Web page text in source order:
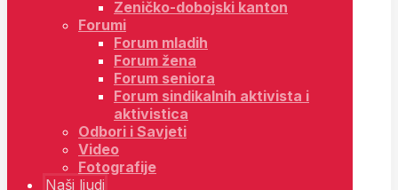
Zeničko-dobojski kanton
Forumi
Forum mladih
Forum žena
Forum seniora
Forum sindikalnih aktivista i
aktivistica
Odbori i Savjeti
Video
Fotografije
Naši ljudi